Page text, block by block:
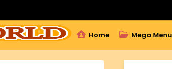
Home Mega Menu